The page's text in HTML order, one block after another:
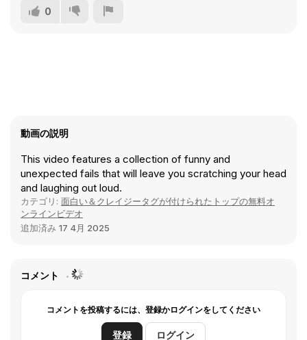
0
動画の説明
This video features a collection of funny and
unexpected fails that will leave you scratching your head
and laughing out loud.
カテゴリ: 面白い＆クレイジータグが付けられたトップの無料オ
ンラインビデオ
追加済み 17 4月 2025
コメント
コメントを投稿するには、登録かログインをしてください
登録 ログイン